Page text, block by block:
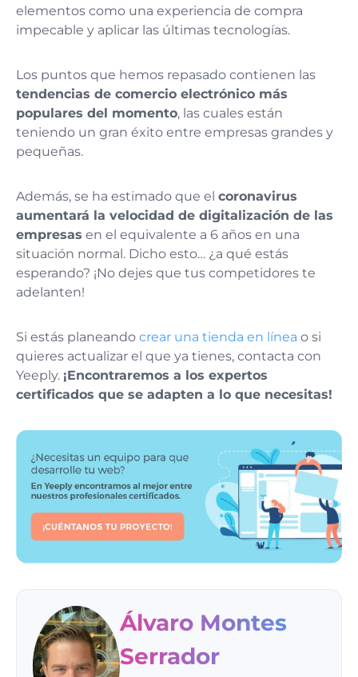
elementos como una experiencia de compra
impecable y aplicar las últimas tecnologías.
Los puntos que hemos repasado contienen las
tendencias de comercio electrónico más
populares del momento, las cuales están
teniendo un gran éxito entre empresas grandes y
pequeñas.
Además, se ha estimado que el coronavirus
aumentará la velocidad de digitalización de las
empresas en el equivalente a 6 años en una
situación normal. Dicho esto… ¿a qué estás
esperando? ¡No dejes que tus competidores te
adelanten!
Si estás planeando crear una tienda en línea o si
quieres actualizar el que ya tienes, contacta con
Yeeply. ¡Encontraremos a los expertos
certificados que se adapten a lo que necesitas!
Álvaro Montes
Serrador